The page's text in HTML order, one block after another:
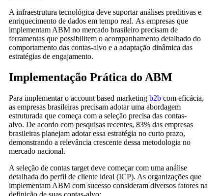
A infraestrutura tecnológica deve suportar análises preditivas e
enriquecimento de dados em tempo real. As empresas que
implementam ABM no mercado brasileiro precisam de
ferramentas que possibilitem o acompanhamento detalhado do
comportamento das contas-alvo e a adaptação dinâmica das
estratégias de engajamento.
Implementação Prática do ABM
Para implementar o account based marketing b2b com eficácia,
as empresas brasileiras precisam adotar uma abordagem
estruturada que começa com a seleção precisa das contas-
alvo. De acordo com pesquisas recentes, 83% das empresas
brasileiras planejam adotar essa estratégia no curto prazo,
demonstrando a relevância crescente dessa metodologia no
mercado nacional.
A seleção de contas target deve começar com uma análise
detalhada do perfil de cliente ideal (ICP). As organizações que
implementam ABM com sucesso consideram diversos fatores na
definição de suas contas-alvo: